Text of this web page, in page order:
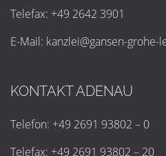
Telefax: +49 2642 3901
E-Mail: kanzlei@gansen-grohe-l
KONTAKT ADENAU
Telefon: +49 2691 93802 – 0
Telefax: +49 2691 93802 – 20